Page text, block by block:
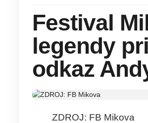
Festival
legendy
odkaz
ZDROJ: FB Mikova